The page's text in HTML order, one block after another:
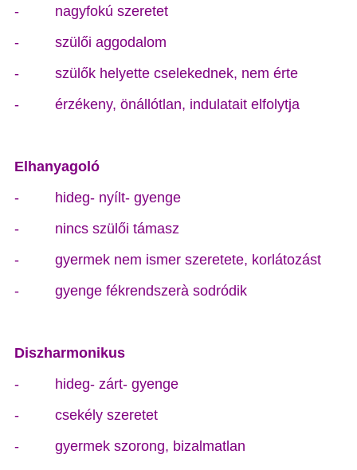
- nagyfokú szeretet
- szülői aggodalom
- szülők helyette cselekednek, nem érte
- érzékeny, önállótlan, indulatait elfolytja
Elhanyagoló
- hideg- nyílt- gyenge
- nincs szülői támasz
- gyermek nem ismer szeretete, korlátozást
- gyenge fékrendszerà sodródik
Diszharmonikus
- hideg- zárt- gyenge
- csekély szeretet
- gyermek szorong, bizalmatlan